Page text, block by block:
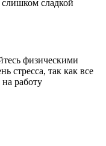
сладкой
физическими
стресса, так как все
работу